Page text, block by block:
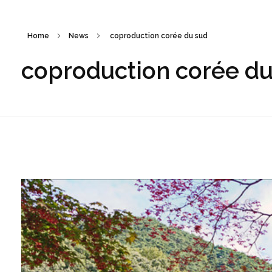
Home News coproduction corée du sud
coproduction corée